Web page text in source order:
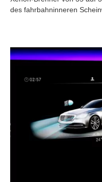
des fahrbahninneren